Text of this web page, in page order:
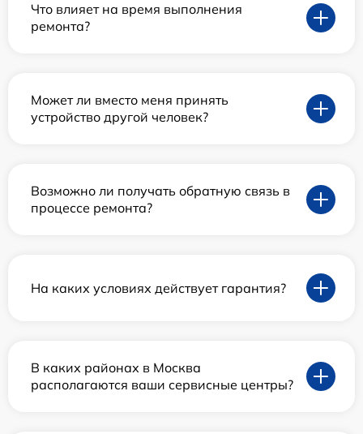
Что влияет на время выполнения
ремонта?
Может ли вместо меня принять
устройство другой человек?
Возможно ли получать обратную связь в
процессе ремонта?
На каких условиях действует гарантия?
В каких районах в Москва
располагаются ваши сервисные центры?